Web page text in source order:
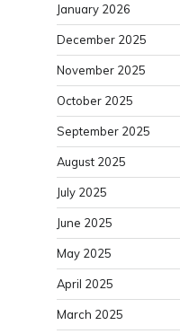
January 2026
December 2025
November 2025
October 2025
September 2025
August 2025
July 2025
June 2025
May 2025
April 2025
March 2025